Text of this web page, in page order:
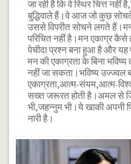
जा रही है कि वे स्थिर चित्त
बुद्धिवाले हैं।वे आज जो कुछ
उससे विपरीत सोचने लगते
परिचित नहीं है।मन एकाग्र
पेचीदा प्रश्न बना हुआ है और यह
मन की एकाग्रता के बिना भविष्य
नहीं जा सकता।भविष्य उज्ज्वल
एकाग्रता,आत्म-संयम,आत्म-
सख्त जरूरत होती है।अमल से
भी,जहन्नुम भी।ये खाकी अपनी
नारी है।